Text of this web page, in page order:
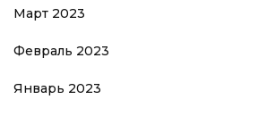
Март 2023
Февраль 2023
Январь 2023